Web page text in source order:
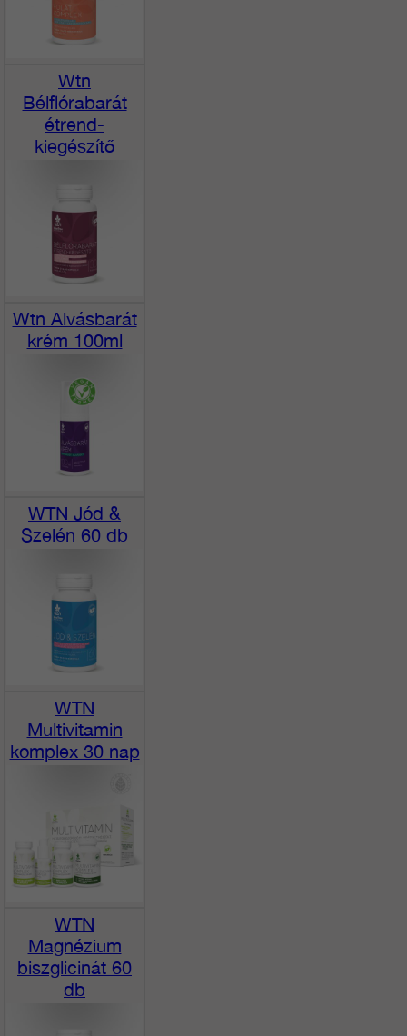
Wtn
Bélflórabarát
étrend-
kiegészítő
Wtn Alvásbarát
krém 100ml
WTN Jód &
Szelén 60 db
WTN
Multivitamin
komplex 30 nap
WTN
Magnézium
biszglicinát 60
db